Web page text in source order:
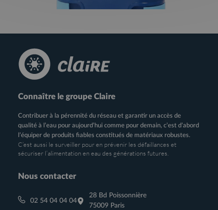
Connaître le groupe Claire
Contribuer à la pérennité du réseau et garantir un accès de
qualité à l’eau pour aujourd’hui comme pour demain, c’est d’abord
l’équiper de produits fiables constitués de matériaux robustes.
C’est aussi le surveiller pour en prévenir les défaillances et
sécuriser l’alimentation en eau des générations futures.
Nous contacter
02 54 04 04 04
28 Bd Poissonnière
75009 Paris